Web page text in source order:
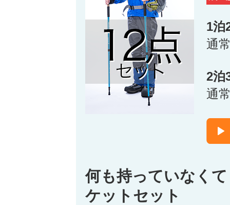
1泊
通
2泊
通
何も持っていなく
ケットセット